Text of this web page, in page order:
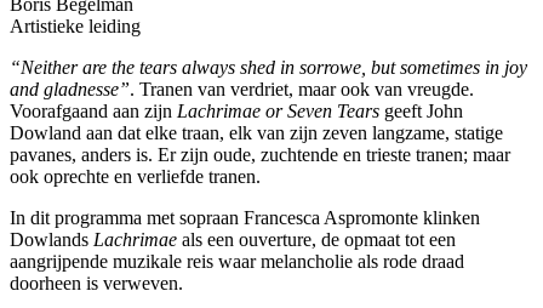
Artistieke leiding
“Neither are the tears always shed in sorrowe, but sometimes in joy
and gladnesse”. Tranen van verdriet, maar ook van vreugde.
Voorafgaand aan zijn Lachrimae or Seven Tears geeft John
Dowland aan dat elke traan, elk van zijn zeven langzame, statige
pavanes, anders is. Er zijn oude, zuchtende en trieste tranen; maar
ook oprechte en verliefde tranen.
In dit programma met sopraan Francesca Aspromonte klinken
Dowlands Lachrimae als een ouverture, de opmaat tot een
aangrijpende muzikale reis waar melancholie als rode draad
doorheen is verweven.